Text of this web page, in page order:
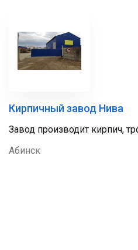
Кирпичный завод Нива
Завод производит кирпич,
Абинск